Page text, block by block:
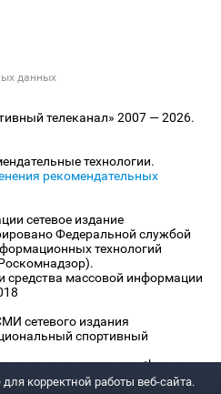
данных
телеканал» 2007 — 2026.
технологии.
рекомендательных
сетевое издание
Федеральной службой
технологий
средства массовой информации
сетевого издания
спортивный
издания «www.sportbox.ru»:
корректной работы веб-сайта.